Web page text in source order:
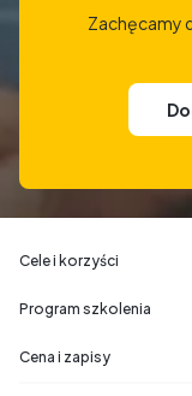
Zachęcamy
Cele i korzyści
Program szkolenia
Cena i zapisy